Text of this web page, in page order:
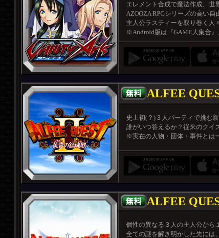
エレメント合成で魔法作成、世
AZOOZA RPGシリーズの高い自
主人公ラスティーを取り巻く人
※Android版は『GAME大集合』
ALFEE
史上初(？)３人パーティで挑む
誰がいつ答えるか？従来のクイ
※実在の人物・団体・事件とは
ALFEE
個性の異なる３人の主人公から
全ての謎を解き明かした先には